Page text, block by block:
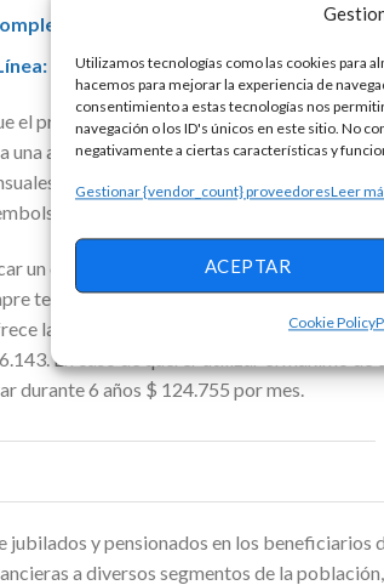
Utilizamos tecnologías como las cookies para
hacemos para mejorar la experiencia de
consentimiento a estas tecnologías nos
navegación o los ID's únicos en este sitio. No
negativamente a ciertas características y
Gestionar {vendor_count} proveedoresLeer
ACEPTAR
Cookie Policy
Comisiones y Beneficios de la
Préstamo Personal para Cumplir
el préstamo esté disponible para
una amplia gama de personas que buscan
permite a los clientes planificar sus
significativos en un solo pago.
un crédito de $ 1.300.000, las cuotas
tenés que ser cliente de la entidad
la posibilidad de pagar tu préstamo
En caso de querer utilizar el máximo
durante 6 años $ 124.755 por mes.
jubilados y pensionados en los
a diversos segmentos de la